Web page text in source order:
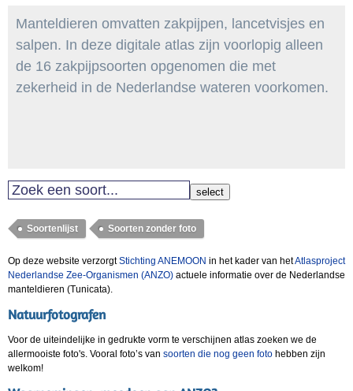
Manteldieren omvatten zakpijpen, lancetvisjes en
salpen. In deze digitale atlas zijn voorlopig alleen
de 16 zakpijpsoorten opgenomen die met
zekerheid in de Nederlandse wateren voorkomen.
select
Soortenlijst Soorten zonder foto
Op deze website verzorgtStichting ANEMOON in het kader van hetAtlasproject
Nederlandse Zee-Organismen (ANZO) actuele informatie over de Nederlandse
manteldieren (Tunicata).
Natuurfotografen
Voor de uiteindelijke in gedrukte vorm te verschijnen atlas zoeken we de
allermooiste foto's. Vooral foto’s van soorten die nog geen foto hebben zijn
welkom!